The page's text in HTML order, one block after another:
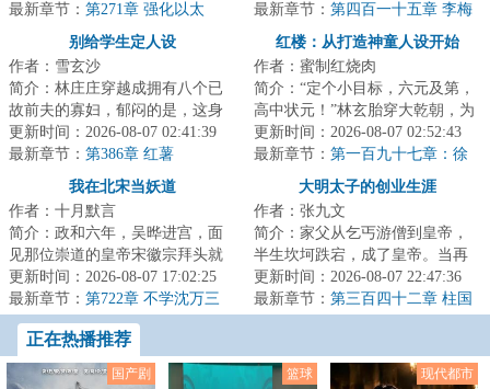
上的世界，飞行...
最新章节： 第271章 强化以太
将死之人的身上...
最新章节： 第四百一十五章 李梅
烧烤宴会要开始了
别给学生定人设
作者：雪玄沙
简介：林庄庄穿越成拥有八个已
故前夫的寡妇，郁闷的是，这身
份还是她自己设定的！不仅如
此，她的学生们也...
更新时间：2026-08-07 02:41:39
最新章节： 第386章 红薯
红楼：从打造神童人设开始
作者：蜜制红烧肉
简介：“定个小目标，六元及第，
高中状元！”林玄胎穿大乾朝，为
林如海族弟林如渊之子，林黛玉
之族兄。虽...
更新时间：2026-08-07 02:52:43
最新章节： 第一百九十七章：徐
道行欲废立皇帝，京营贪渎大案
我在北宋当妖道
作者：十月默言
简介：政和六年，吴晔进宫，面
见那位崇道的皇帝宋徽宗拜头就
哭。“天有九霄，而神霄为最高，
其治曰府。神...
更新时间：2026-08-07 17:02:25
最新章节： 第722章 不学沈万三
大明太子的创业生涯
作者：张九文
简介：家父从乞丐游僧到皇帝，
半生坎坷跌宕，成了皇帝。当再
一次回忆起创业时期，朱标总会
想起，那时的父...
更新时间：2026-08-07 22:47:36
最新章节： 第三百四十二章 柱国
正在热播推荐
国产剧 篮球 现代都市